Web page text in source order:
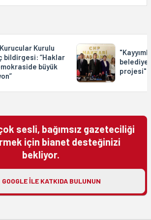
Kurulu
bildirgesi: “Haklar
büyük
projesi"
sesli, bağımsız gazeteciliği
için bianet desteğinizi
bekliyor.
GOOGLE ILE KATKIDA BULUNUN